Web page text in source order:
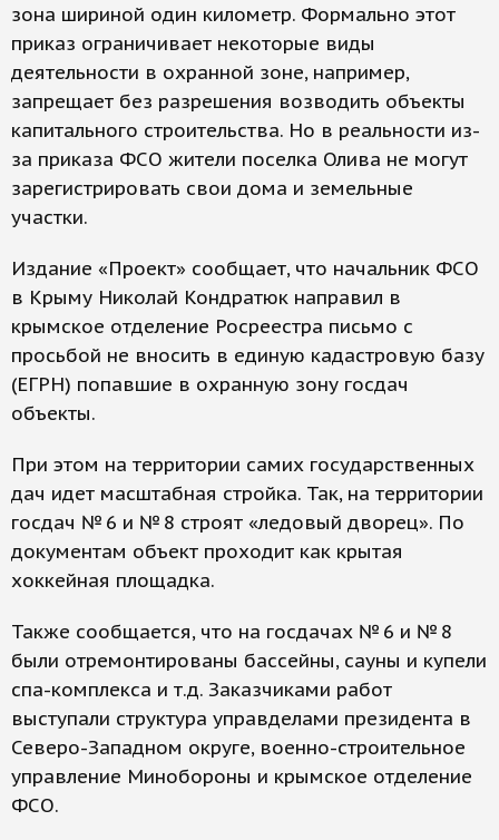
зона шириной один километр. Формально этот
приказ ограничивает некоторые виды
деятельности в охранной зоне, например,
запрещает без разрешения возводить объекты
капитального строительства. Но в реальности из-
за приказа ФСО жители поселка Олива не могут
зарегистрировать свои дома и земельные
участки.
Издание «Проект» сообщает, что начальник ФСО
в Крыму Николай Кондратюк направил в
крымское отделение Росреестра письмо с
просьбой не вносить в единую кадастровую базу
(ЕГРН) попавшие в охранную зону госдач
объекты.
При этом на территории самих государственных
дач идет масштабная стройка. Так, на территории
госдач № 6 и № 8 строят «ледовый дворец». По
документам объект проходит как крытая
хоккейная площадка.
Также сообщается, что на госдачах № 6 и № 8
были отремонтированы бассейны, сауны и купели
спа-комплекса и т.д. Заказчиками работ
выступали структура управделами президента в
Северо-Западном округе, военно-строительное
управление Минобороны и крымское отделение
ФСО.